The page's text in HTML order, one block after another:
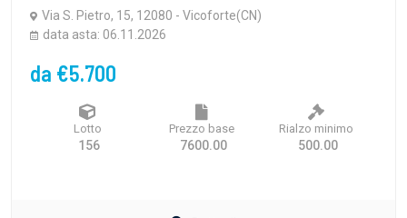
Via S. Pietro, 15, 12080 - Vicoforte(CN)
data asta: 06.11.2026
da €5.700
Lotto
156
Prezzo base
7600.00
Rialzo minimo
500.00